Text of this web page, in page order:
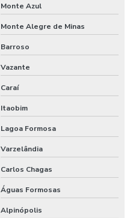
Monte Azul
Monte Alegre de Minas
Barroso
Vazante
Caraí
Itaobim
Lagoa Formosa
Varzelândia
Carlos Chagas
Águas Formosas
Alpinópolis